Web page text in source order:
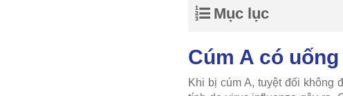
Mục lục
Cúm A có
Khi bị cúm A, tuyệt đối không